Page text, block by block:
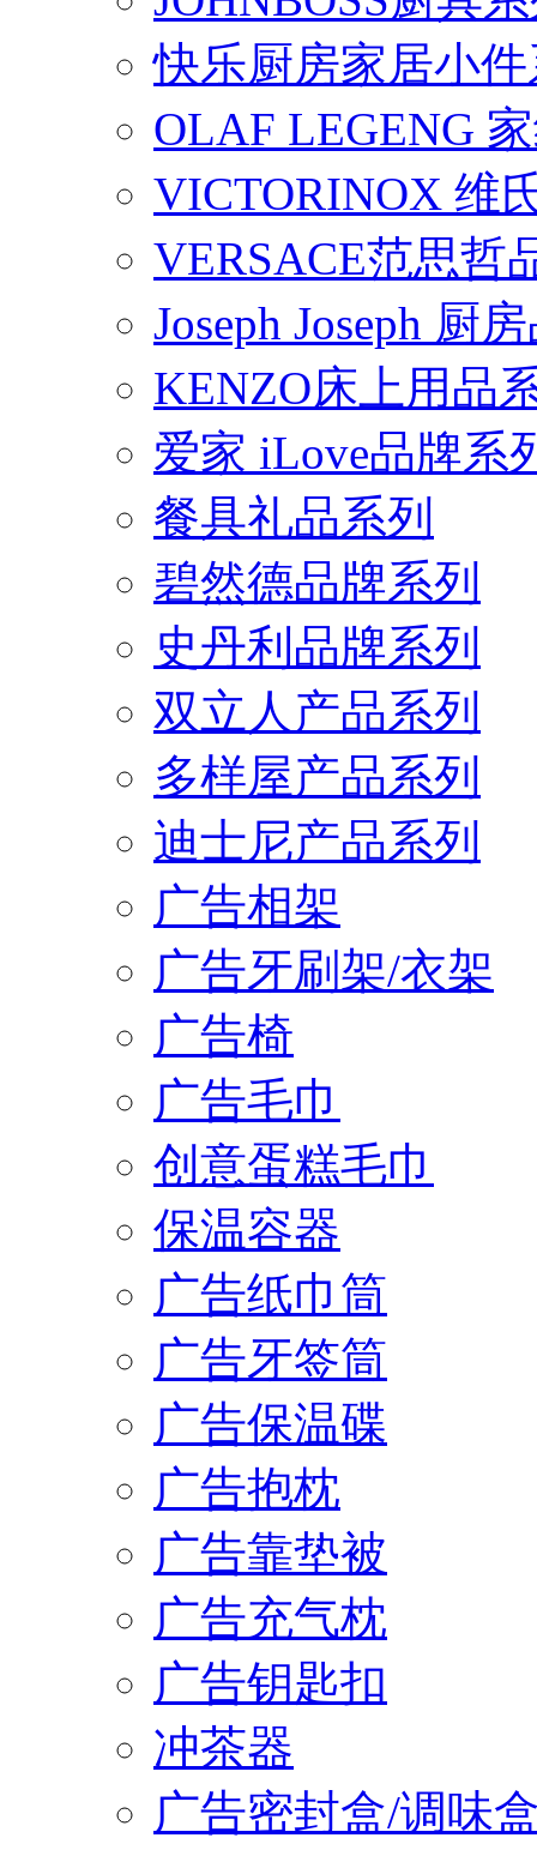
快乐厨房家居小
OLAF LEGENG
VICTORINOX 维
VERSACE范思哲
Joseph Joseph 厨
KENZO床上用品
爱家 iLove品牌系
餐具礼品系列
碧然德品牌系列
史丹利品牌系列
双立人产品系列
多样屋产品系列
迪士尼产品系列
广告相架
广告牙刷架/衣架
广告椅
广告毛巾
创意蛋糕毛巾
保温容器
广告纸巾筒
广告牙签筒
广告保温碟
广告抱枕
广告靠垫被
广告充气枕
广告钥匙扣
冲茶器
广告密封盒/调味